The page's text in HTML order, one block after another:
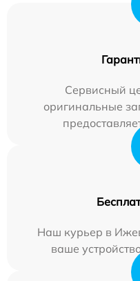
Сервисный
оригинальные
Наш курьер в
ваше